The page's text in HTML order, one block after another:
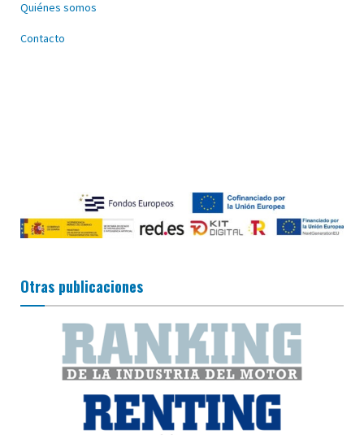
Quiénes somos
Contacto
Otras publicaciones